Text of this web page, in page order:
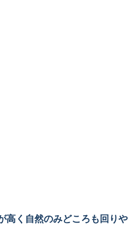
高く自然のみどころも回りや